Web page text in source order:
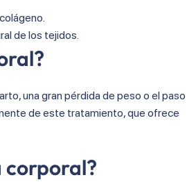
de los tejidos.
una gran pérdida de peso o el paso
de este tratamiento, que ofrece
corporal?